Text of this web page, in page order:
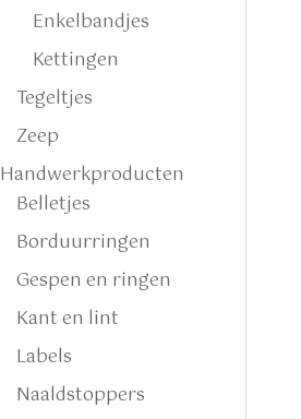
Enkelbandjes
Kettingen
Tegeltjes
Zeep
Handwerkproducten
Belletjes
Borduurringen
Gespen en ringen
Kant en lint
Labels
Naaldstoppers